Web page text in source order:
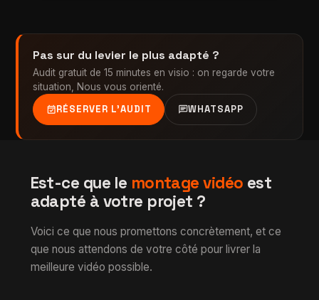
Pas sur du levier le plus adapté ?
Audit gratuit de 15 minutes en visio : on regarde votre
situation, Nous vous orienté.
event_availableRÉSERVER L'AUDIT chatWHATSAPP
Est-ce que le montage vidéo est
adapté à votre projet ?
Voici ce que nous promettons concrètement, et ce
que nous attendons de votre côté pour livrer la
meilleure vidéo possible.